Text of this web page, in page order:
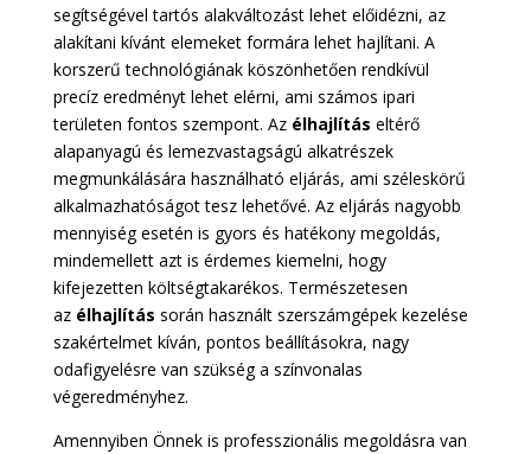
segítségével tartós alakváltozást lehet előidézni, az
alakítani kívánt elemeket formára lehet hajlítani. A
korszerű technológiának köszönhetően rendkívül
precíz eredményt lehet elérni, ami számos ipari
területen fontos szempont. Az élhajlítás eltérő
alapanyagú és lemezvastagságú alkatrészek
megmunkálására használható eljárás, ami széleskörű
alkalmazhatóságot tesz lehetővé. Az eljárás nagyobb
mennyiség esetén is gyors és hatékony megoldás,
mindemellett azt is érdemes kiemelni, hogy
kifejezetten költségtakarékos. Természetesen
az élhajlítás során használt szerszámgépek kezelése
szakértelmet kíván, pontos beállításokra, nagy
odafigyelésre van szükség a színvonalas
végeredményhez.
Amennyiben Önnek is professzionális megoldásra van